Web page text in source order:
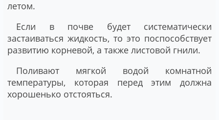
летом.
Если в почве будет систематически
застаиваться жидкость, то это поспособствует
развитию корневой, а также листовой гнили.
Поливают мягкой водой комнатной
температуры, которая перед этим должна
хорошенько отстояться.